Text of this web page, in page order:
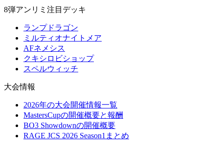
8弾アンリミ注目デッキ
ランプドラゴン
ミルティオナイトメア
AFネメシス
クキシロビショップ
スペルウィッチ
大会情報
2026年の大会開催情報一覧
MastersCupの開催概要と報酬
BO3 Showdownの開催概要
RAGE JCS 2026 Season1まとめ